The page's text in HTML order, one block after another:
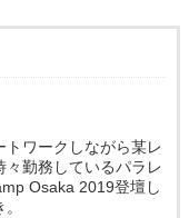
ワークしながら某レ
々勤務しているパラレ
Osaka 2019登壇し